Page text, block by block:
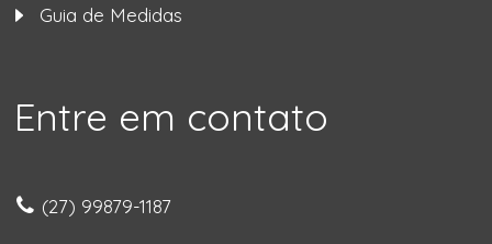
Guia de Medidas
Entre em contato
(27) 99879-1187